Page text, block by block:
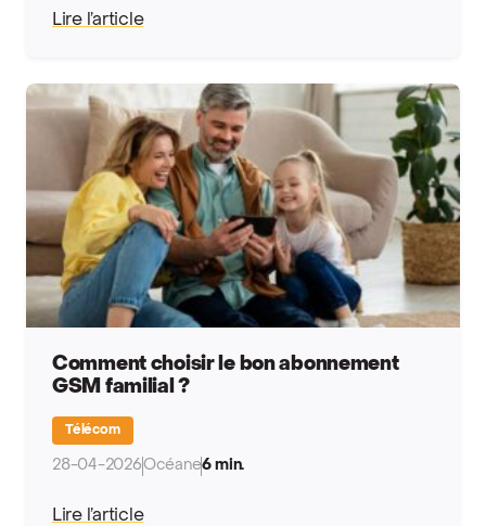
Lire l’article
Comment choisir le bon abonnement
GSM familial ?
Télécom
28-04-2026Océane6 min.
Lire l’article